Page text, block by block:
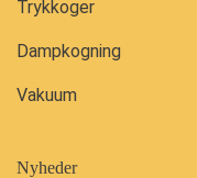
Trykkoger
Dampkogning
Vakuum
Nyheder